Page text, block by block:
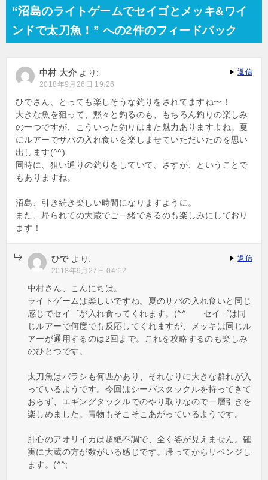
“沼島のライトゲームでセイゴとメッキ&ワイ
ンドで太刀魚！” への2件のフィードバック
中村 大介 より:
2018年9月26日 19:26
ひでさん、とっても楽しそうな釣りをされてますね〜！
大きな魚を狙って、黙々と釣るのも、もちろん釣りの楽しみ
の一つですが、こういった釣りはまた魅力ありますよね。夏
にルアーでサバの入れ食いを楽しませていただいたのを思い
出します(^^)
同時に、狙い通りの釣りをしていて、さすが、ということで
もありますね。
沼島、引き続き楽しい時間になりますように。
また、帰られての大蔵でご一緒できるのも楽しみにしており
ます！
返信
ひで より:
2018年9月27日 04:12
中村さん、こんにちは。
ライトゲームは楽しいですね。夏のサバの入れ食いと同じ
感じでセイゴが入れ食ってくれます。(^^ゞ セイゴは同
じルアーで何度でも反応してくれますが、メッキは同じル
アーが通用するのは2回まで。これを攻略するのも楽しみ
のひとつです。
太刀魚はバラシも何匹かあり、それなりに大きな群れが入
っているようです。今回はシーバスタックルを持ってきて
おらず、エギングタックルでのやり取りなので一層引きを
楽しめました。青物もそこそこあがっているようです。
肝心のアオリイカは超絶不調で、全く姿が見えません。確
実に大蔵の方が数がいる感じです。帰ってからリベンジし
ます。(^^;
返信